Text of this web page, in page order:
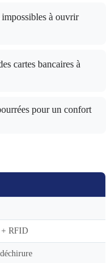
à ouvrir
cartes bancaires à
pour un confort
+ RFID